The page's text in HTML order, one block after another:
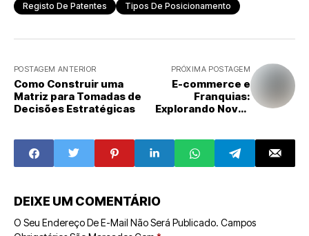
Registo De Patentes Tipos De Posicionamento
POSTAGEM ANTERIOR
Como Construir uma
Matriz para Tomadas de
Decisões Estratégicas
PRÓXIMA POSTAGEM
E-commerce e
Franquias:
Explorando Novas
Digital
DEIXE UM COMENTÁRIO
O Seu Endereço De E-Mail Não Será Publicado. Campos